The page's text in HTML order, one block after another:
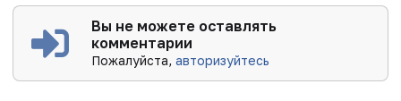
Вы не можете оставлять
комментарии
Пожалуйста,авторизуйтесь